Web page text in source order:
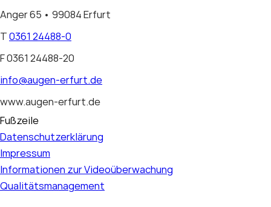
Anger 65 • 99084 Erfurt
T0361 24488-0
F 0361 24488-20
info@augen-erfurt.de
www.augen-erfurt.de
Fußzeile
Datenschutzerklärung
Impressum
Informationen zur Videoüberwachung
Qualitätsmanagement